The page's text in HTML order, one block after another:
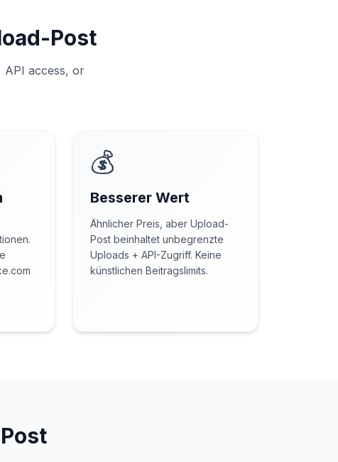
Post
API access, or
💰
Besserer Wert
Ähnlicher Preis, aber Upload-
Post beinhaltet unbegrenzte
Uploads + API-Zugriff. Keine
künstlichen Beitragslimits.